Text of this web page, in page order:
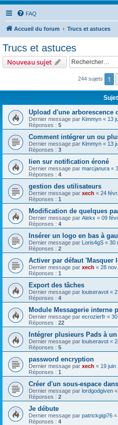
FAQ
Accueil du forum Trucs et astuces
Trucs et astuces
Nouveau sujet
244 sujets 1
Upload d'une arborescence
Dernier message par Kimmyn « 13
Réponses : 5
Comment intégrer un ou
Dernier message par Kimmyn « 13
Réponses : 3
lien sur notification éroné
Dernier message par marcjanura «
Réponses : 4
gestion des utilisateurs
Dernier message par xech « 24
Réponses : 1
Modification de quelques
Dernier message par Alekx « 09
Réponses : 4
Insérer un logo en bas à
Dernier message par Loris4gS « 30
Réponses : 2
Activer par défaut 'Masquer
Dernier message par xech « 28
Réponses : 1
Export des tâches
Dernier message par louiseravot «
Réponses : 4
Module Messagerie interne
Dernier message par ecrozierfr «
Réponses : 22
Intégrer plusieurs Pads à
Dernier message par louiseravot «
Réponses : 5
password encryption
Dernier message par xech « 19 juin
Réponses : 1
Créer d'un sous-espace
Dernier message par lordgodgiven «
Réponses : 2
Je débute
Dernier message par patrickgigi76 «
Réponses : 4